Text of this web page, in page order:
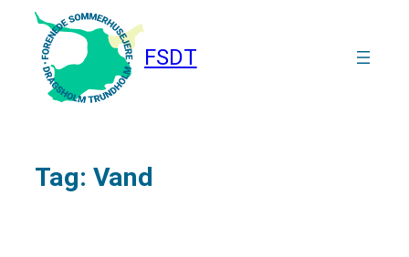
Spring
indhold
FSDT
Tag: Vand